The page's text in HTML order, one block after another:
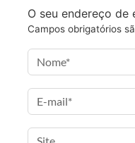
o
o
k
e
r
g
r
a
i
l
O seu endereço de
Campos obrigatórios